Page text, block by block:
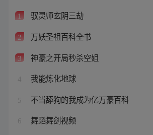
1 驭灵师玄阴三劫
2 万妖圣祖百科全书
3 神豪之开局秒杀空姐
4 我能炼化地球
5 不当舔狗的我成为亿万豪百科
6 舞蹈舞剑视频